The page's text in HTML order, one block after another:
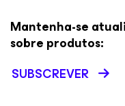
Mantenha-se
sobre produtos:
SUBSCREVER